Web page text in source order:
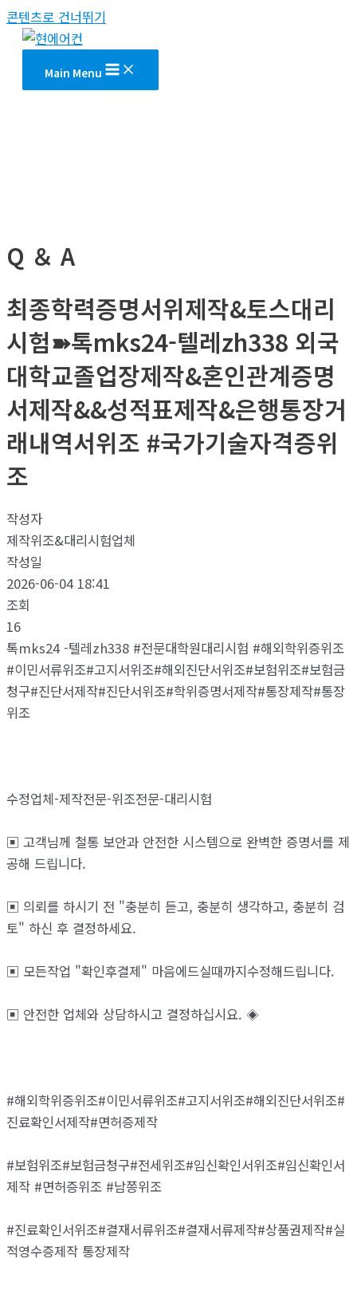
콘텐츠로 건너뛰기
Main Menu
Q ＆ A
최종학력증명서위제작&토스대리
시험➽톡mks24-텔레zh338 외국
대학교졸업장제작&혼인관계증명
서제작&&성적표제작&은행통장거
래내역서위조 #국가기술자격증위
조
작성자
제작위조&대리시험업체
작성일
2026-06-04 18:41
조회
16
톡mks24 -텔레zh338 #전문대학원대리시험 #해외학위증위조
#이민서류위조#고지서위조#해외진단서위조#보험위조#보험금
청구#진단서제작#진단서위조#학위증명서제작#통장제작#통장
위조
수정업체-제작전문-위조전문-대리시험
▣ 고객님께 철통 보안과 안전한 시스템으로 완벽한 증명서를 제
공해 드립니다.
▣ 의뢰를 하시기 전 "충분히 듣고, 충분히 생각하고, 충분히 검
토" 하신 후 결정하세요.
▣ 모든작업 "확인후결제" 마음에드실때까지수정해드립니다.
▣ 안전한 업체와 상담하시고 결정하십시요. ◈
#해외학위증위조#이민서류위조#고지서위조#해외진단서위조#
진료확인서제작#면허증제작
#보험위조#보험금청구#전세위조#임신확인서위조#임신확인서
제작 #면허증위조 #남쯩위조
#진료확인서위조#결재서류위조#결재서류제작#상품권제작#실
적영수증제작 통장제작